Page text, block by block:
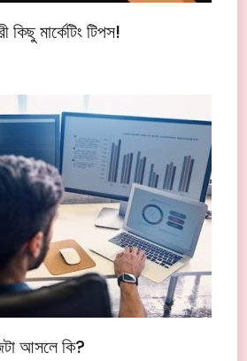
কিছু মার্কেটিং টিপস!
আসলে কি?